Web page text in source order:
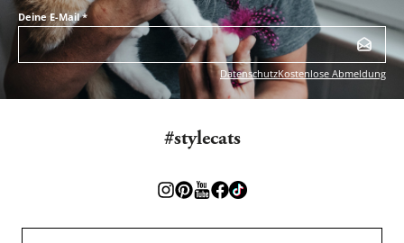
Deine E-Mail*
DatenschutzKostenlose Abmeldung
#stylecats